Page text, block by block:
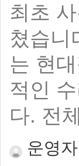
최초
쳤습니
는 현
적인
다. 전
운영